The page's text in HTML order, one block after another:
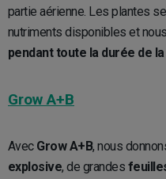
partie aérienne. Les plantes
nutriments disponibles et
pendant toute la durée de
Grow A+B
Avec Grow A+B, nous
explosive, de grandes